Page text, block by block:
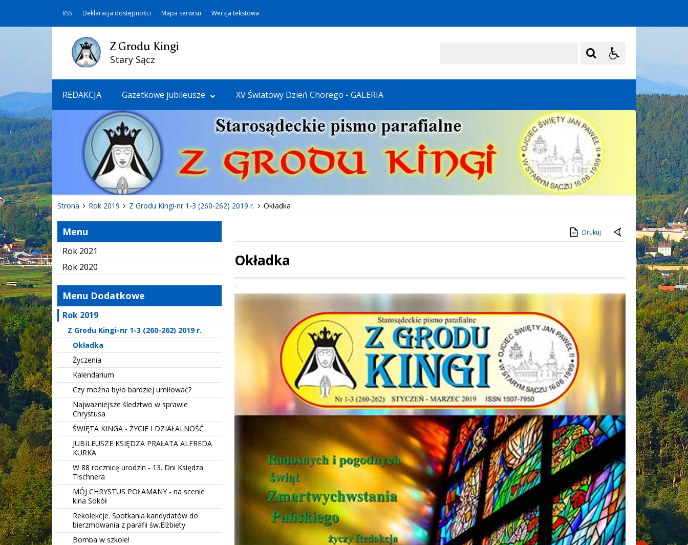
RSS Deklaracja dostępności Mapa serwisu Wersja tekstowa
Z Grodu Kingi
Stary Sącz
REDAKCJA Gazetkowe jubileusze XV Światowy Dzień Chorego - GALERIA
Strona Rok 2019 Z Grodu Kingi-nr 1-3 (260-262) 2019 r. Okładka
Menu
Rok 2021
Rok 2020
Menu Dodatkowe
Rok 2019
Z Grodu Kingi-nr 1-3 (260-262) 2019 r.
Okładka
Życzenia
Kalendarium
Czy można było bardziej umiłować?
Najważniejsze śledztwo w sprawie
Chrystusa
ŚWIĘTA KINGA - ŻYCIE I DZIAŁALNOŚĆ
JUBILEUSZE KSIĘDZA PRAŁATA ALFREDA
KURKA
W 88 rocznicę urodzin - 13. Dni Księdza
Tischnera
MÓJ CHRYSTUS POŁAMANY - na scenie
kina Sokół
Rekolekcje. Spotkania kandydatów do
bierzmowania z parafii św.Elżbiety
Bomba w szkole!
Drukuj
Okładka
Treść